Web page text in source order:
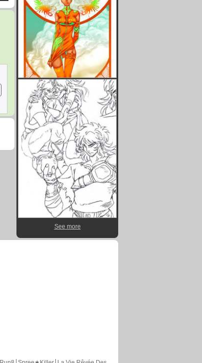
See more